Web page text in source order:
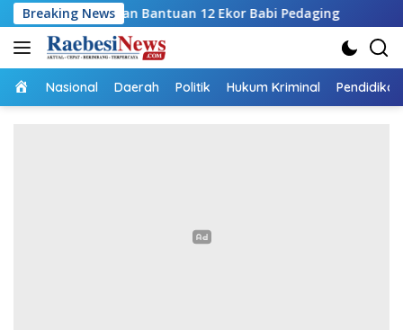
Langsung
ke
konten
Breaking News
Bantuan 12 Ekor Babi Pedaging RSUPP Betun
Home
Nasional Daerah Politik Hukum Kriminal Pendidikan